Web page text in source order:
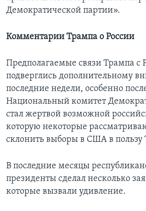
Демократической партии».
Комментарии Трампа о России
Предполагаемые связи Трампа с
подверглись дополнительному
последние недели, особенно
Национальный комитет
стал жертвой возможной
которую некоторые
склонить выборы в США в пользу
В последние месяцы
президенты сделал несколько
которые вызвали удивление.